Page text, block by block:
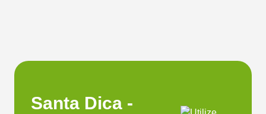
Santa Dica -